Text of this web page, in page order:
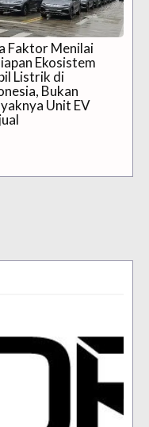
Faktor Menilai
Ekosistem
Listrik di
Bukan
Unit EV